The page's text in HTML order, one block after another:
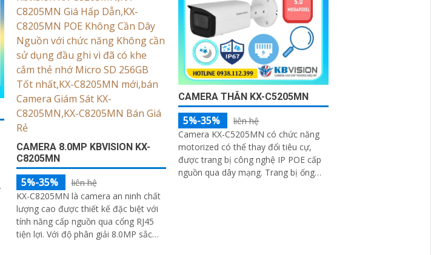
CAMERA 8.0MP KBVISION KX-
C8205MN
5%-35%
liên hệ
KX-C8205MN là camera an ninh chất
lượng cao được thiết kế đặc biệt với
tính năng cấp nguồn qua cổng RJ45
tiện lợi. Với độ phân giải 8.0MP sắc
CAMERA THÂN KX-C5205MN
5%-35%
liên hệ
Camera KX-C5205MN có chức năng
motorized có thể thay đổi tiêu cự,
được trang bị công nghệ IP POE cấp
nguồn qua dây mạng. Trang bị ống